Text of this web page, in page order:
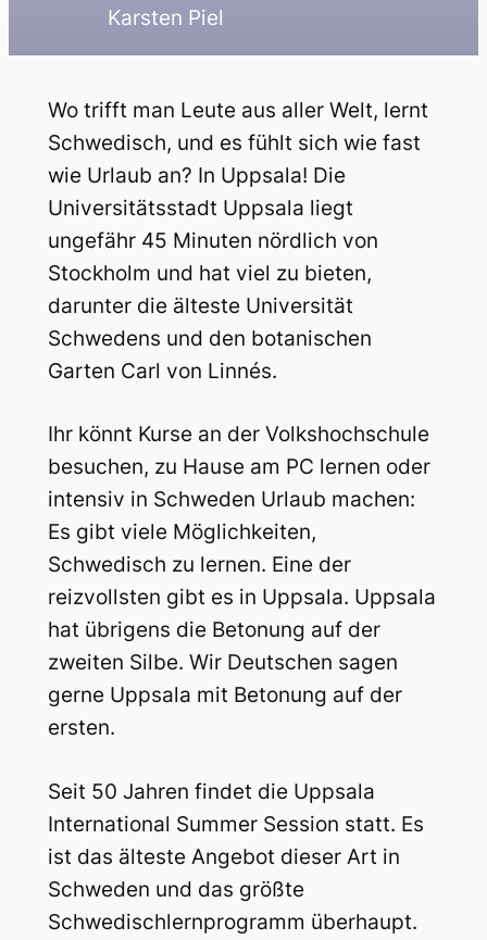
Karsten Piel
Wo trifft man Leute aus aller Welt, lernt
Schwedisch, und es fühlt sich wie fast
wie Urlaub an? In Uppsala! Die
Universitätsstadt Uppsala liegt
ungefähr 45 Minuten nördlich von
Stockholm und hat viel zu bieten,
darunter die älteste Universität
Schwedens und den botanischen
Garten Carl von Linnés.
Ihr könnt Kurse an der Volkshochschule
besuchen, zu Hause am PC lernen oder
intensiv in Schweden Urlaub machen:
Es gibt viele Möglichkeiten,
Schwedisch zu lernen. Eine der
reizvollsten gibt es in Uppsala. Uppsala
hat übrigens die Betonung auf der
zweiten Silbe. Wir Deutschen sagen
gerne Uppsala mit Betonung auf der
ersten.
Seit 50 Jahren findet die Uppsala
International Summer Session statt. Es
ist das älteste Angebot dieser Art in
Schweden und das größte
Schwedischlernprogramm überhaupt.